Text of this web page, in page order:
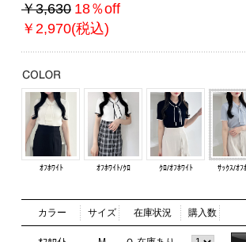
￥3,630 18％off
￥2,970(税込)
ｵﾌﾎﾜｲﾄ ｵﾌﾎﾜｲﾄ/ｸﾛ ｸﾛ/ｵﾌﾎﾜｲﾄ ｻｯｸｽ/ｵﾌ
カラー サイズ 在庫状況 購入数